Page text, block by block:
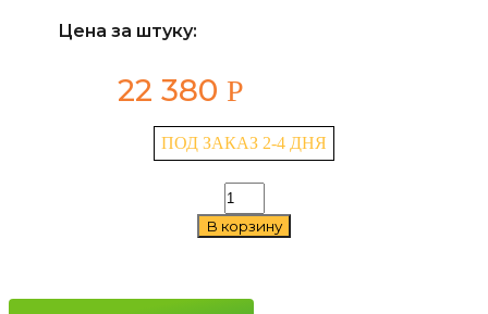
Цена за штуку:
22 380 Р
ПОД ЗАКАЗ 2-4 ДНЯ
Количество
товара
TyRex
В корзину